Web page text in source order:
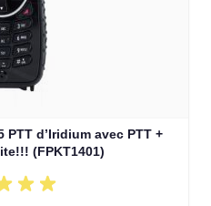
d’Iridium avec PTT +
(FPKT1401)